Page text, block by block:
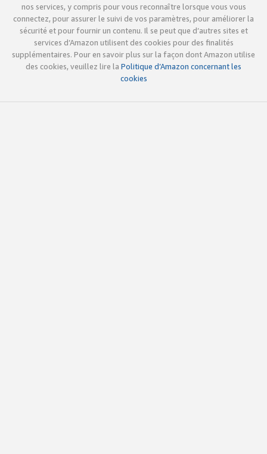
nos services, y compris pour vous reconnaître lorsque vous vous
connectez, pour assurer le suivi de vos paramètres, pour améliorer la
sécurité et pour fournir un contenu. Il se peut que d’autres sites et
services d’Amazon utilisent des cookies pour des finalités
supplémentaires. Pour en savoir plus sur la façon dont Amazon utilise
des cookies, veuillez lire la Politique d’Amazon concernant les
cookies